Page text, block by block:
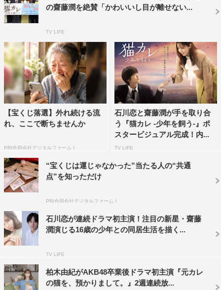
の齋藤潤を絶賛「かわいいし目が離せない...
TV LIFE
【宝くじ落選】外れ続ける流
れ、ここで断ちませんか
PR(合同会社デジタルファーム )
石川恋と齋藤潤が手を取り合
う『猫カレ -少年を飼う-』ポ
スタービジュアル完成！内...
TV LIFE
“宝くじは運じゃなかった”当たる人の“共通
点”を知っただけ
PR(合同会社デジタルファーム )
石川恋が連続ドラマ初主演！注目の新星・齋藤
潤演じる16歳の少年との同居生活を描く...
TV LIFE
柏木由紀がAKB48卒業後ドラマ初主演『元カレ
の猫を、預かりまして。』2週連続放...